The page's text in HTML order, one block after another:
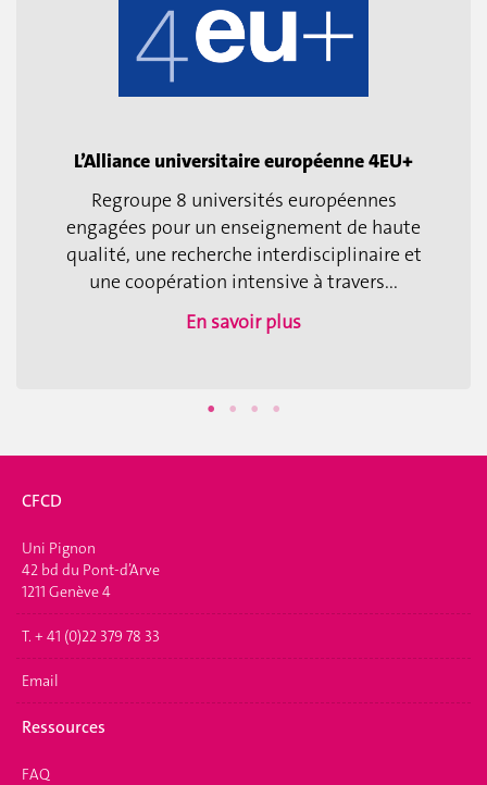
L’Alliance universitaire européenne 4EU+
Regroupe 8 universités européennes
engagées pour un enseignement de haute
qualité, une recherche interdisciplinaire et
une coopération intensive à travers...
En savoir plus
CFCD
Uni Pignon
42 bd du Pont-d’Arve
1211 Genève 4
T. + 41 (0)22 379 78 33
Email
Ressources
FAQ